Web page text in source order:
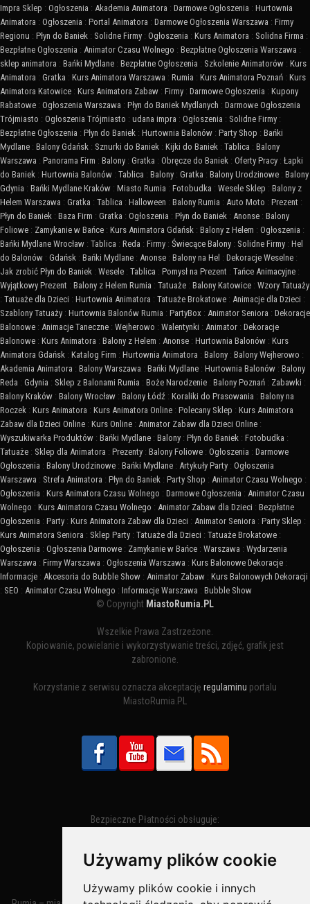
Używamy plików cookie
Używamy plików cookie i innych
Impra Sklep : Ogłoszenia : Akademia Animatora : Darmowe Ogłoszenia : Hurtownia
Animatora : Ogłoszenia : Portal Animatora : Darmowe Ogłoszenia Warszawa : Firmy
Regionu : Płyn do Baniek : Solidne Firmy : Ogłoszenia : Kurs Animatora : Solidna Firma :
Bezpłatne Ogłoszenia : Animator Czasu Wolnego : Bezpłatne Ogłoszenia Warszawa :
sklep animatora : Bańki Mydlane : Bezpłatne Ogłoszenia : Szkolenie Animatorów : Kurs
Animatora : Gratka : Kurs Animatora Warszawa : Rumia : Kurs Animatora Poznań : Kurs
Animatora Katowice : Kurs Animatora Zabaw : Firmy : Darmowe Ogłoszenia : Kupony
Rabatowe : Ogłoszenia Warszawa : Płyn do Baniek Mydlanych : Darmowe Ogłoszenia
Trójmiasto : Ogłoszenia Trójmiasto : udana impra : Ogłoszenia : Solidne Firmy :
Bezpłatne Ogłoszenia : Płyn do Baniek : Hurtownia Balonów : Party Shop : Bańki
Mydlane : Balony Gdańsk : Sznurki do Baniek : Kijki do Baniek : Tablica : Balony
Warszawa : Panorama Firm : Balony : Gratka : Obręcze do Baniek : Oferty Pracy : Łapki
do Baniek : Hurtownia Balonów : Tablica : Balony : Gratka : Balony Urodzinowe : Balony
Gdynia : Bańki Mydlane Kraków : Miasto Rumia : Fotobudka : Wesele Sklep : Balony z
Helem Warszawa : Gratka : Tablica : Halloween : Balony Rumia : Auto Moto : Prezent :
Płyn do Baniek : Baza Firm : Gratka : Ogłoszenia : Płyn do Baniek : Anonse : Balony
Foliowe : Zamykanie w Bańce : Kurs Animatora Gdańsk : Balony z Helem : Ogłoszenia :
Bańki Mydlane Wrocław : Tablica : Reda : Firmy : Świecące Balony : Solidne Firmy : Hel
do Balonów : Gdańsk : Bańki Mydlane : Anonse : Balony na Hel : Dekoracje Weselne :
Jak zrobić Płyn do Baniek : Wesele : Tablica : Pomysł na Prezent : Tańce Animacyjne :
Wyjątkowy Prezent : Balony z Helem Rumia : Tatuaże : Balony Katowice : Wzory Tatuaży
: Tatuaże dla Dzieci : Hurtownia Animatora : Tatuaże Brokatowe : Animacje dla Dzieci :
Szablony Tatuaży : Hurtownia Balonów Rumia : PartyBox : Animator Seniora : Dekoracje
Balonowe : Animacje Taneczne : Wejherowo : Walentynki : Animator : Dekoracje
Balonowe : Kurs Animatora : Balony z Helem : Anonse : Hurtownia Balonów : Kurs
Animatora Gdańsk : Katalog Firm : Hurtownia Animatora : Balony : Balony Wejherowo :
Akademia Animatora : Balony Warszawa : Bańki Mydlane : Hurtownia Balonów : Balony
Reda : Gdynia : Sklep z Balonami Rumia : Boże Narodzenie : Balony Poznań : Zabawki :
Balony Kraków : Balony Wrocław : Balony Łódź : Koraliki do Prasowania : Balony na
Roczek : Kurs Animatora : Kurs Animatora Online : Polecany Sklep : Kurs Animatora
Zabaw dla Dzieci Online : Kurs Online : Animator Zabaw dla Dzieci Online :
Wyszukiwarka Produktów : Bańki Mydlane : Balony : Płyn do Baniek : Fotobudka :
Tatuaże : Sklep dla Animatora : Prezenty : Balony Foliowe : Ogłoszenia : Darmowe
Ogłoszenia : Balony Urodzinowe : Bańki Mydlane : Artykuły Party : Ogłoszenia
Warszawa : Strefa Animatora : Płyn do Baniek : Party Shop : Animator Czasu Wolnego :
Ogłoszenia : Kurs Animatora Czasu Wolnego : Darmowe Ogłoszenia : Animator Czasu
Wolnego : Kurs Animatora Czasu Wolnego : Animator Zabaw dla Dzieci : Bezpłatne
Ogłoszenia : Party : Kurs Animatora Zabaw dla Dzieci : Animator Seniora : Party Sklep :
Kurs Animatora Seniora : Sklep Party : Tatuaże dla Dzieci : Tatuaże Brokatowe :
Ogłoszenia : Ogłoszenia Darmowe : Zamykanie w Bańce : Warszawa : Wydarzenia
Warszawa : Firmy Warszawa : Ogłoszenia Warszawa : Kurs Balonowe Dekoracje :
Informacje : Akcesoria do Bubble Show : Animator Zabaw : Kurs Balonowych Dekoracji
: SEO : Animator Czasu Wolnego : Informacje Warszawa : Bubble Show
© Copyright MiastoRumia.PL
Wszelkie Prawa Zastrzeżone.
Kopiowanie, powielanie i wykorzystywanie treści, zdjęć, grafik jest
zabronione.
Korzystanie z serwisu oznacza akceptację regulaminu portalu
MiastoRumia.PL
Bezpieczne Płatności obsługuje: